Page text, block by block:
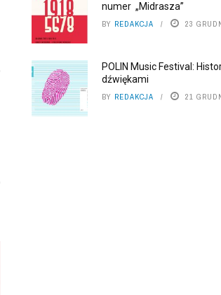
numer „Midrasza”
BY REDAKCJA 23
POLIN Music Festival:
dźwiękami
BY REDAKCJA 21